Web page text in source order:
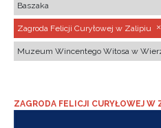
Baszaka
Zagroda Felicji Curyłowej w Zalipiu
Muzeum Wincentego Witosa w
ZAGRODA FELICJI CURYŁOWEJ W